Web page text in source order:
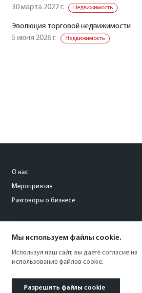
30 марта 2022 г.
Недвижимость
Эволюция торговой недвижимости
5 июня 2026 г.
Недвижимость
О нас
Мероприятия
Разговоры о бизнесе
+7 (495) 797-69-70
Мы используем файлы cookie.
Используя наш сайт, вы даете согласие на
использование файлов cookie.
Разрешить файлы cookie